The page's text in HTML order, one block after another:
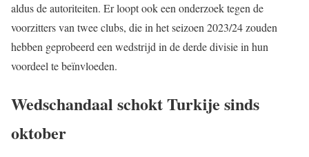
aldus de autoriteiten. Er loopt ook een onderzoek tegen de
voorzitters van twee clubs, die in het seizoen 2023/24 zouden
hebben geprobeerd een wedstrijd in de derde divisie in hun
voordeel te beïnvloeden.
Wedschandaal schokt Turkije sinds
oktober